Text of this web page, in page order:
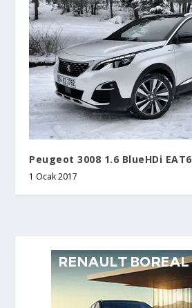
Peugeot 3008 1.6 BlueHDi EAT6
1 Ocak 2017